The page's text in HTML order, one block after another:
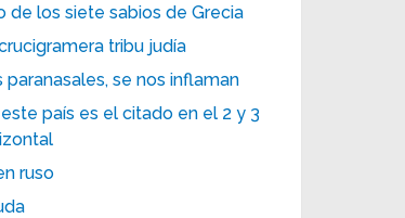
de los siete sabios de Grecia
tribu judía
paranasales, se nos inflaman
país es el citado en el 2 y 3
ruso